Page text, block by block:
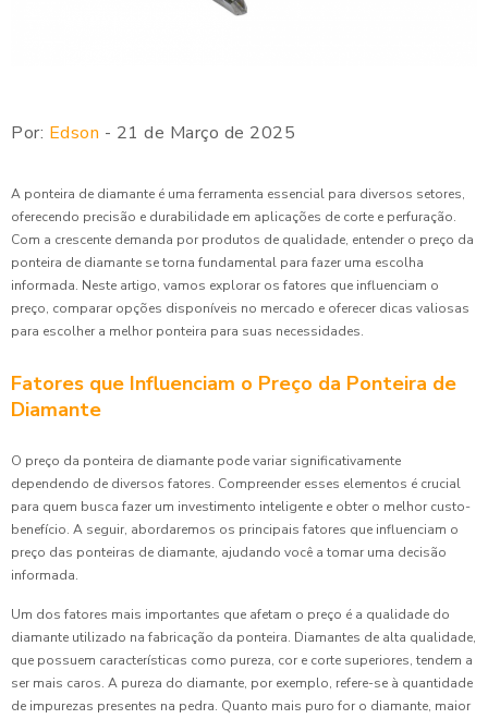
Por: Edson - 21 de Março de 2025
A ponteira de diamante é uma ferramenta essencial para diversos setores,
oferecendo precisão e durabilidade em aplicações de corte e perfuração.
Com a crescente demanda por produtos de qualidade, entender o preço da
ponteira de diamante se torna fundamental para fazer uma escolha
informada. Neste artigo, vamos explorar os fatores que influenciam o
preço, comparar opções disponíveis no mercado e oferecer dicas valiosas
para escolher a melhor ponteira para suas necessidades.
Fatores que Influenciam o Preço da Ponteira de
Diamante
O preço da ponteira de diamante pode variar significativamente
dependendo de diversos fatores. Compreender esses elementos é crucial
para quem busca fazer um investimento inteligente e obter o melhor custo-
benefício. A seguir, abordaremos os principais fatores que influenciam o
preço das ponteiras de diamante, ajudando você a tomar uma decisão
informada.
Um dos fatores mais importantes que afetam o preço é a qualidade do
diamante utilizado na fabricação da ponteira. Diamantes de alta qualidade,
que possuem características como pureza, cor e corte superiores, tendem a
ser mais caros. A pureza do diamante, por exemplo, refere-se à quantidade
de impurezas presentes na pedra. Quanto mais puro for o diamante, maior